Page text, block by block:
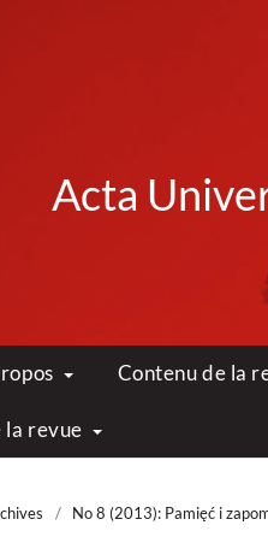
Acta
Contenu de la
la revue
/ No 8 (2013): Pamięć i